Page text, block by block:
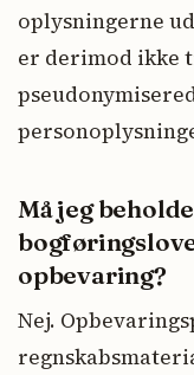
oplysningerne
er derimod ikke
Må jeg
opbevaring?
Nej.